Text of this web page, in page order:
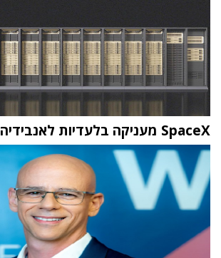
SpaceX מעניקה בלעדיות לאנבידיה